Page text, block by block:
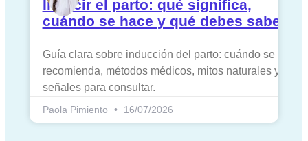
Inducir el parto: qué significa,
cuándo se hace y qué debes saber
Guía clara sobre inducción del parto: cuándo se
recomienda, métodos médicos, mitos naturales y
señales para consultar.
Paola Pimiento 16/07/2026